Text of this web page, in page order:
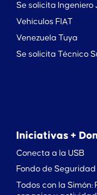
Se solicita
Vehículos FIAT
Venezuela Tuya
Se solicita Técnico
Iniciativas +
Conecta a la USB
Fondo de Seguridad
Todos con la